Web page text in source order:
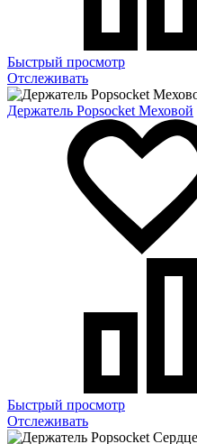
Быстрый просмотр
Отслеживать
Держатель Popsocket Меховой
Быстрый просмотр
Отслеживать